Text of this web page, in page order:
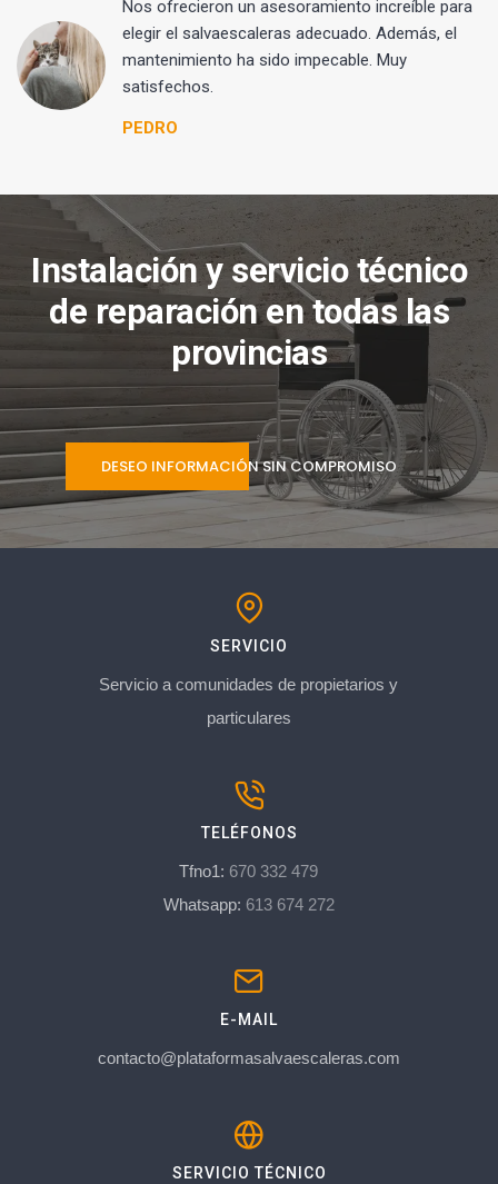
Nos ofrecieron un asesoramiento increíble para
elegir el salvaescaleras adecuado. Además, el
mantenimiento ha sido impecable. Muy
satisfechos.
PEDRO
Instalación y servicio técnico
de reparación en todas las
provincias
DESEO INFORMACIÓN SIN COMPROMISO
SERVICIO
Servicio a comunidades de propietarios y
particulares
TELÉFONOS
Tfno1: 670 332 479
Whatsapp: 613 674 272
E-MAIL
contacto@plataformasalvaescaleras.com
SERVICIO TÉCNICO